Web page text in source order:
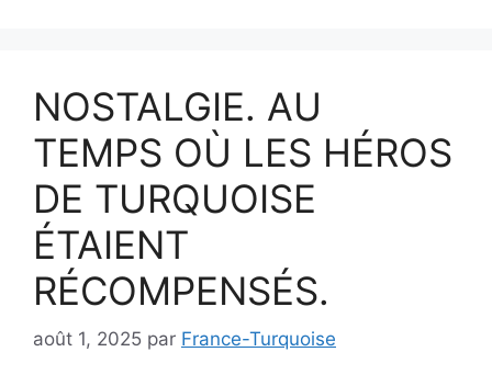
NOSTALGIE. AU
TEMPS OÙ LES HÉROS
DE TURQUOISE
ÉTAIENT
RÉCOMPENSÉS.
août 1, 2025 par France-Turquoise